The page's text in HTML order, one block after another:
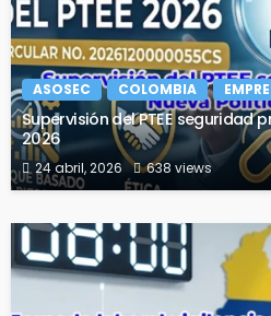
ASOSEC COLOMBIA
Supervisión del PTEE seguridad
2026
24 abril, 2026 638 views